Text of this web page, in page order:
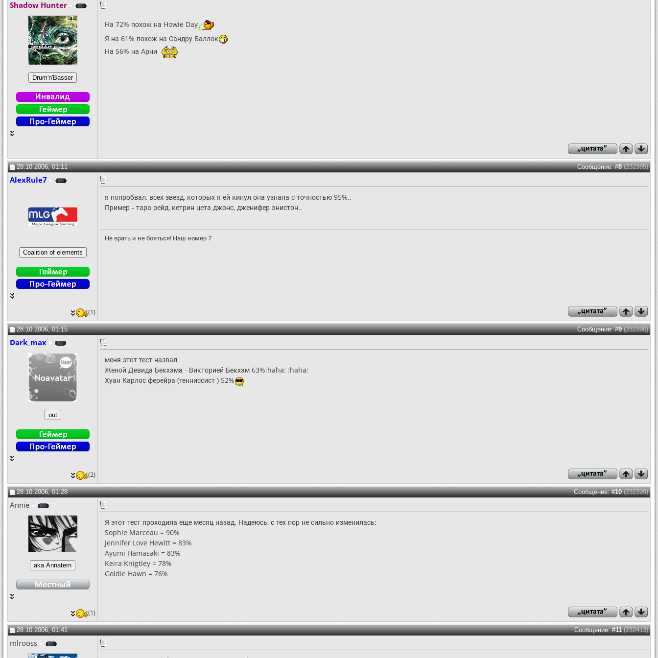
Shadow Hunter
На 72% похож на Howie Day
Я на 61% похож на Сандру Баллок
На 56% на Арни
28.10.2006, 01:11 Сообщение: #8(232385)
AlexRule7
я попробвал, всех звезд, которых я ей кинул она узнала с точностью 95%..
Пример - тара рейд, кетрин цета джонс, дженифер энистон..
Не врать и не бояться! Наш номер 7
(1)
28.10.2006, 01:15 Сообщение: #9(232390)
Dark_max
меня этот тест назвал
Женой Девида Бекхэма - Викторией Бекхэм 63%:haha: :haha:
Хуан Карлос ферейра (тенниссист ) 52%
(2)
28.10.2006, 01:28 Сообщение: #10(232399)
Annie
Я этот тест проходила еще месяц назад. Надеюсь, с тех пор не сильно изменилась:
Sophie Marceau = 90%
Jennifer Love Hewitt = 83%
Ayumi Hamasaki = 83%
Keira Knigtley = 78%
Goldie Hawn = 76%
(1)
28.10.2006, 01:41 Сообщение: #11(232413)
mlrooss